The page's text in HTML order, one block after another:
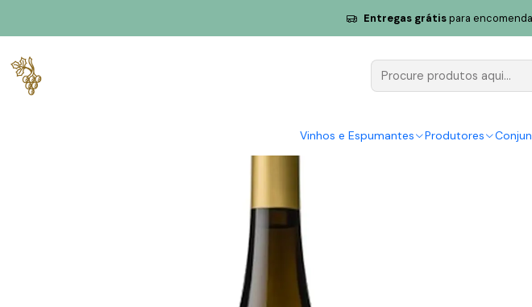
Vinhos e Espumantes Produtores
Entregas grátispara
Adega Casa da Torre Quinta do